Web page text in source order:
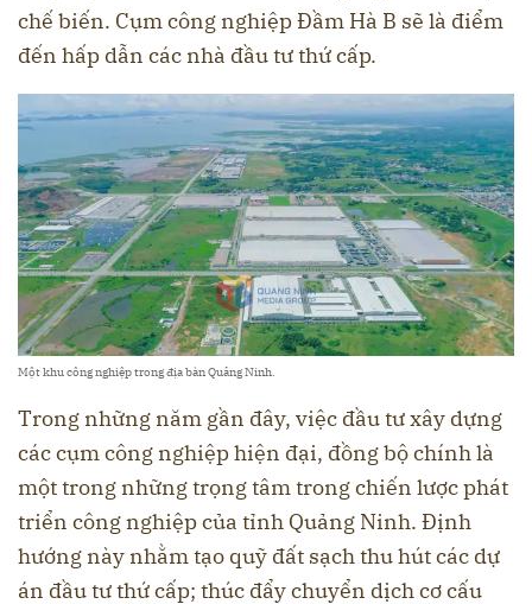
chế biến. Cụm công nghiệp Đầm Hà B sẽ là điểm
đến hấp dẫn các nhà đầu tư thứ cấp.
Một khu công nghiệp trong địa bàn Quảng Ninh.
Trong những năm gần đây, việc đầu tư xây dựng
các cụm công nghiệp hiện đại, đồng bộ chính là
một trong những trọng tâm trong chiến lược phát
triển công nghiệp của tỉnh Quảng Ninh. Định
hướng này nhằm tạo quỹ đất sạch thu hút các dự
án đầu tư thứ cấp; thúc đẩy chuyển dịch cơ cấu